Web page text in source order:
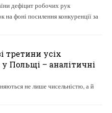
дефіцит робочих рук
на фоні посилення конкуренції за
третини усіх
Польщі – аналітичні
не лише чисельністю, а й